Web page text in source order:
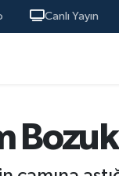
Canlı Yayın